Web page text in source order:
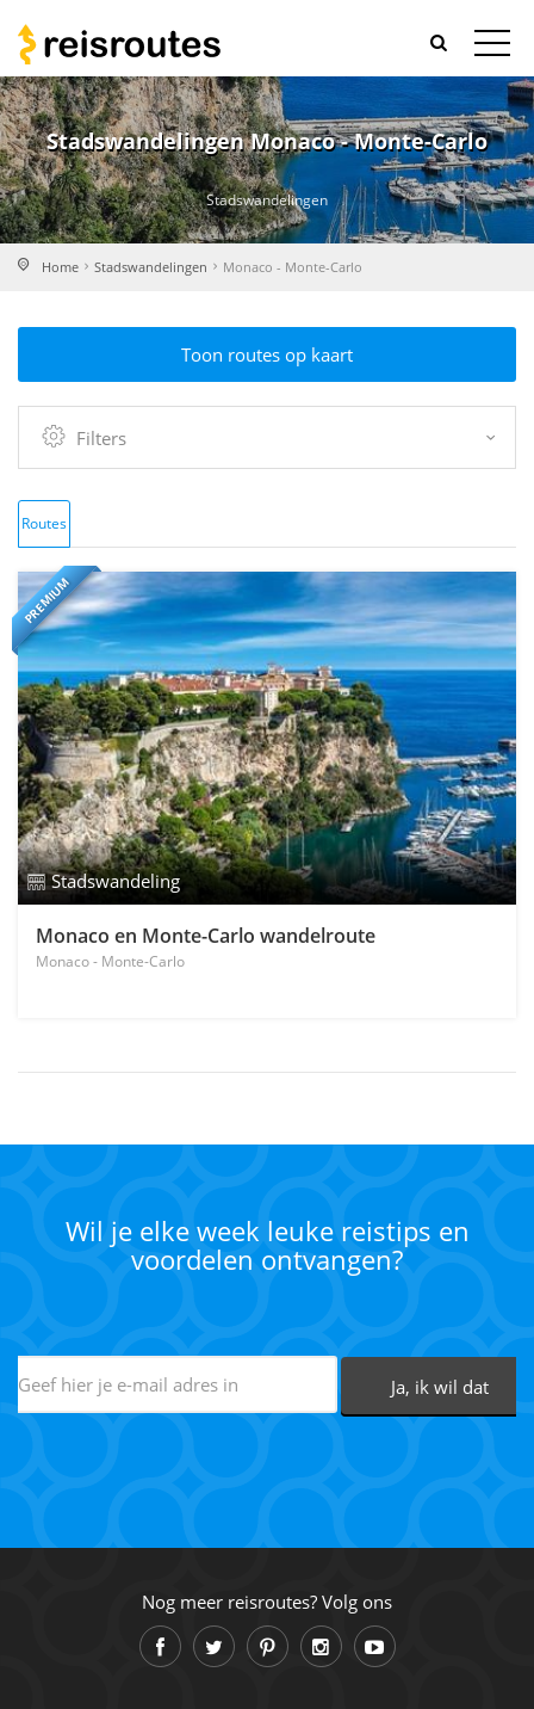
Stadswandelingen Monaco - Monte-Carlo
Stadswandelingen
Home Stadswandelingen Monaco - Monte-Carlo
Toon routes op kaart
Filters
Routes
PREMIUM
Stadswandeling
Monaco en Monte-Carlo wandelroute
Monaco - Monte-Carlo
Wil je elke week leuke reistips en
voordelen ontvangen?
Nog meer reisroutes? Volg ons